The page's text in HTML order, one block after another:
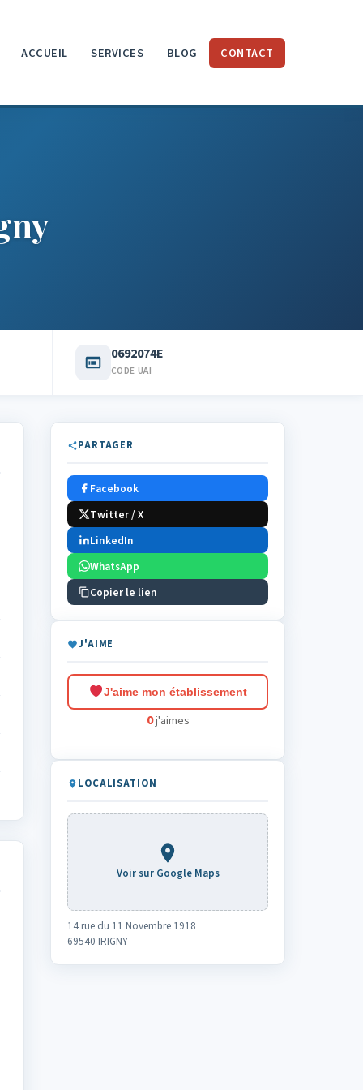
ACCUEIL SERVICES BLOG CONTACT
0692074E
CODE UAI
PARTAGER
Facebook
Twitter / X
LinkedIn
WhatsApp
Copier le lien
J'AIME
J'aime mon établissement
0j'aimes
LOCALISATION
Voir sur Google Maps
14 rue du 11 Novembre 1918
69540 IRIGNY